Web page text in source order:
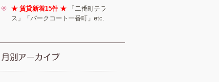
★ 賃貸新着15件 ★
「二番町テラ
ス」「パークコート一番町」etc.